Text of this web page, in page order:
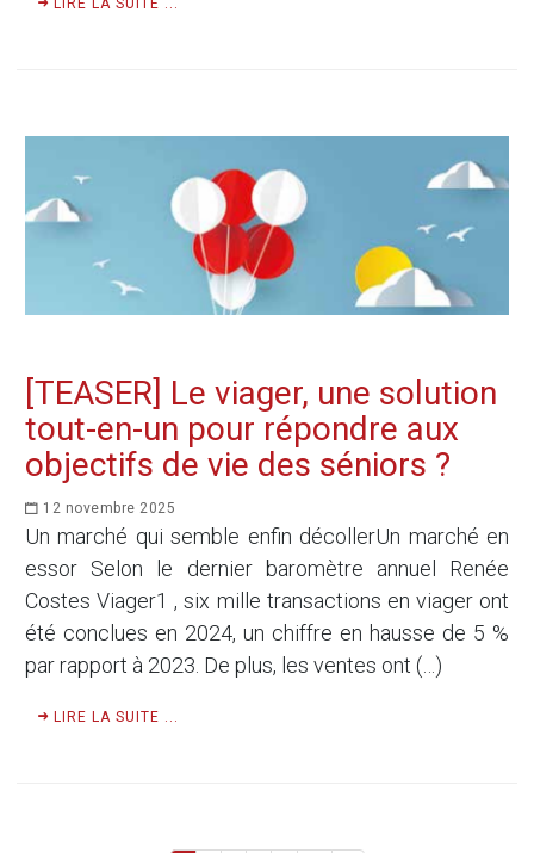
LIRE LA SUITE ...
[TEASER] Le viager, une solution
tout-en-un pour répondre aux
objectifs de vie des séniors ?
12 novembre 2025
Un marché qui semble enfin décollerUn marché en
essor Selon le dernier baromètre annuel Renée
Costes Viager1 , six mille transactions en viager ont
été conclues en 2024, un chiffre en hausse de 5 %
par rapport à 2023. De plus, les ventes ont (…)
LIRE LA SUITE ...